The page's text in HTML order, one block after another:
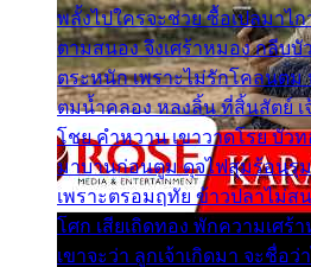
พลั้งไปใครจะช่วย ซื้อเปลมาไ
ตามสนอง จึงเศร้าหมอง กลีบบั
ตระหนัก เพราะไม่รักโคลนตม
ตมน้ำคลอง หลงลิ้น ที่สิ้นสัตย์
โชย คำหวาน เขาวาดโรย บัว
มาบานก่อนตูม ดุจไฟสุมร้อนรุ
เพราะตรอมฤทัย ข้าวปลาไม่ส
โศก เสียเถิดทอง พักความเศร้
เขาจะว่า ลูกเจ้าเกิดมา จะชื่อ